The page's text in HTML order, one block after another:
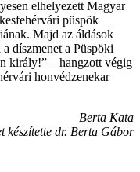
elhelyezett Magyar
püspök
Majd az áldások
díszmenet a Püspöki
király!” – hangzott végig
honvédzenekar
Berta Kata
készítette dr. Berta Gábor